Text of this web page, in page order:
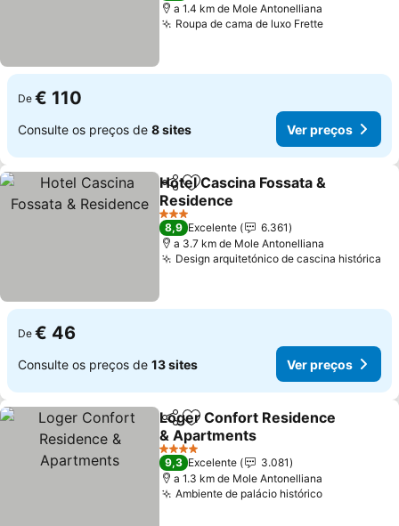
a 1.4 km de Mole Antonelliana
Roupa de cama de luxo FretteVer preços
De € 110
Consulte os preços de 8 sites Ver preços
PartilharAdicionar aos favoritos
Hotel Cascina Fossata &
Residence
Ver preços
3 Estrelas
8,9 Excelente
6.361
a 3.7 km de Mole Antonelliana
Design arquitetónico de cascina histórica
De € 46
Consulte os preços de 13 sites Ver preços
PartilharAdicionar aos favoritos
Loger Confort Residence
& Apartments
Ver preços
4 Estrelas
9,3 Excelente
3.081
a 1.3 km de Mole Antonelliana
Ambiente de palácio históricoVer preços